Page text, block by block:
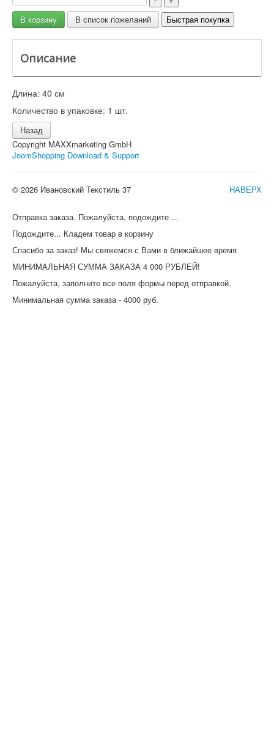
Описание
Длина: 40 см
Количество в упаковке: 1 шт.
Copyright MAXXmarketing GmbH
JoomShopping Download & Support
НАВЕРХ
© 2026 Ивановский Текстиль 37
Отправка заказа. Пожалуйста, подождите ...
Подождите... Кладем товар в корзину
Спасибо за заказ! Мы свяжемся с Вами в ближайшее время
МИНИМАЛЬНАЯ СУММА ЗАКАЗА 4 000 РУБЛЕЙ!
Пожалуйста, заполните все поля формы перед отправкой.
Минимальная сумма заказа - 4000 руб.